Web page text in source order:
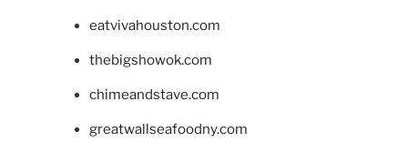
eatvivahouston.com
thebigshowok.com
chimeandstave.com
greatwallseafoodny.com